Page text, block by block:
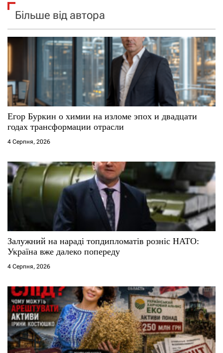
Більше від автора
Егор Буркин о химии на изломе эпох и двадцати
годах трансформации отрасли
4 Серпня, 2026
Залужний на нараді топдипломатів розніс НАТО:
Україна вже далеко попереду
4 Серпня, 2026